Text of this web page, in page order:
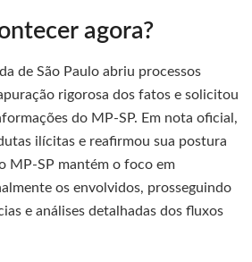
agora?
de São Paulo abriu processos
rigorosa dos fatos e solicitou
do MP-SP. Em nota oficial,
ilícitas e reafirmou sua postura
MP-SP mantém o foco em
os envolvidos, prosseguindo
e análises detalhadas dos fluxos